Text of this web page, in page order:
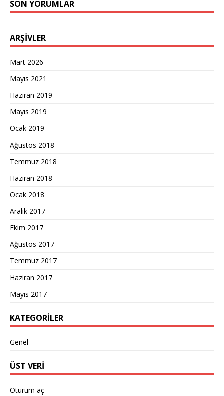
SON YORUMLAR
ARŞIVLER
Mart 2026
Mayıs 2021
Haziran 2019
Mayıs 2019
Ocak 2019
Ağustos 2018
Temmuz 2018
Haziran 2018
Ocak 2018
Aralık 2017
Ekim 2017
Ağustos 2017
Temmuz 2017
Haziran 2017
Mayıs 2017
KATEGORILER
Genel
ÜST VERI
Oturum aç